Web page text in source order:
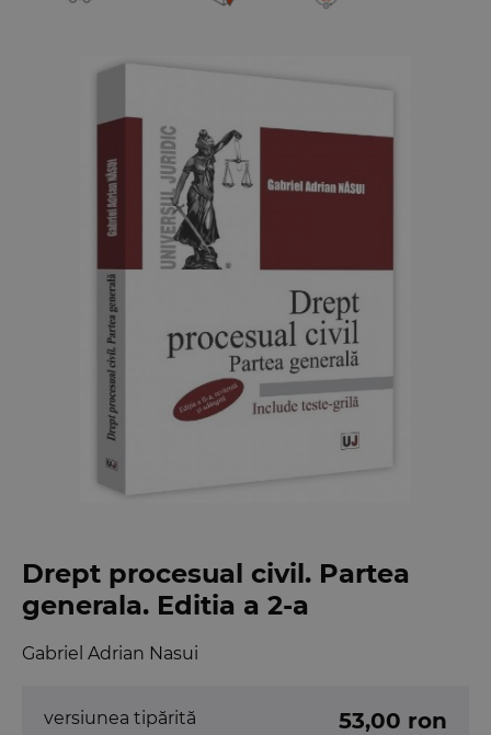
Drept procesual civil. Partea
generala. Editia a 2-a
Gabriel Adrian Nasui
versiunea tipărită 53,00 ron